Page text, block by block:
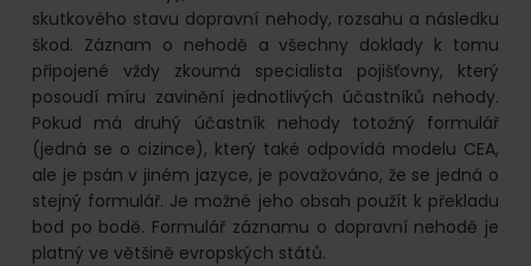
skutkového stavu dopravní nehody, rozsahu a následku
škod. Záznam o nehodě a všechny doklady k tomu
připojené vždy zkoumá specialista pojišťovny, který
posoudí míru zavinění jednotlivých účastníků nehody.
Pokud má druhý účastník nehody totožný formulář
(jedná se o cizince), který také odpovídá modelu CEA,
ale je psán v jiném jazyce, je považováno, že se jedná o
stejný formulář. Je možné jeho obsah použít k překladu
bod po bodě. Formulář záznamu o dopravní nehodě je
platný ve většině evropských států.